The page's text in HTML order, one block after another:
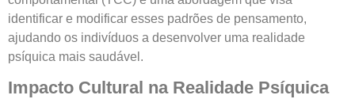
identificar e modificar esses padrões de pensamento,
ajudando os indivíduos a desenvolver uma realidade
psíquica mais saudável.
Impacto Cultural na Realidade Psíquica